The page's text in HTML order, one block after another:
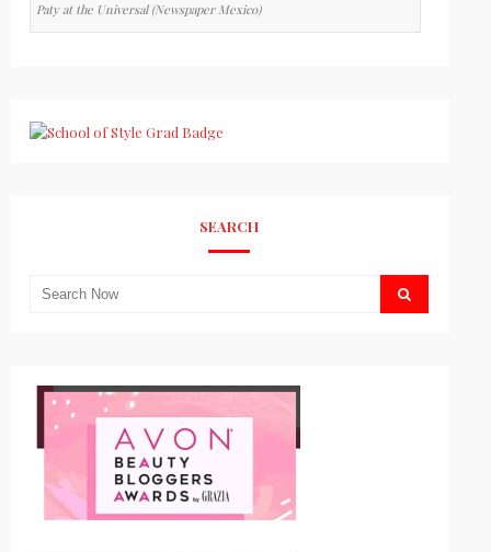
Paty at the Universal (Newspaper Mexico)
SEARCH